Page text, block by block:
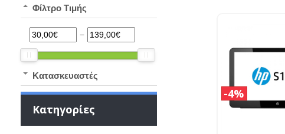
Φίλτρο Τιμής
−
Kατασκευαστές
Κατηγορίες
4%